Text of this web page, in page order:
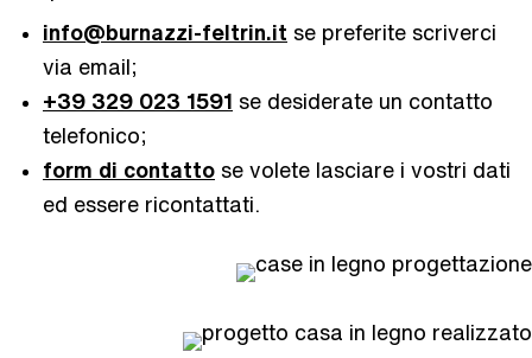
info@burnazzi-feltrin.it se preferite scriverci
via email;
+39 329 023 1591 se desiderate un contatto
telefonico;
form di contatto se volete lasciare i vostri dati
ed essere ricontattati.